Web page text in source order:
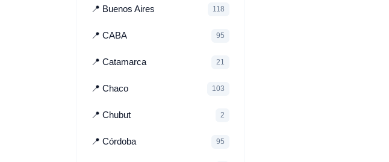
📍 Buenos Aires 118
📍 CABA 95
📍 Catamarca 21
📍 Chaco 103
📍 Chubut 2
📍 Córdoba 95